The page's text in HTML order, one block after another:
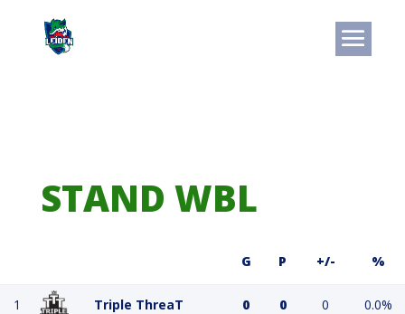
STAND WBL
G P +/- %
1 Triple ThreaT 0 0 0 0.0%